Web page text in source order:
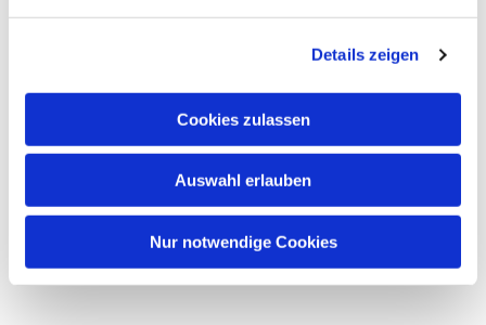
Details zeigen
Cookies zulassen
Auswahl erlauben
Nur notwendige Cookies
Dies könnte Sie auch
interessieren